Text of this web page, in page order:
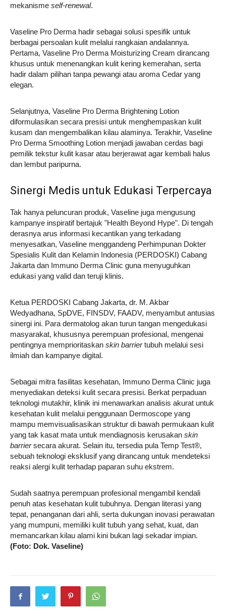
mekanisme self-renewal.
Vaseline Pro Derma hadir sebagai solusi spesifik untuk
berbagai persoalan kulit melalui rangkaian andalannya.
Pertama, Vaseline Pro Derma Moisturizing Cream dirancang
khusus untuk menenangkan kulit kering kemerahan, serta
hadir dalam pilihan tanpa pewangi atau aroma Cedar yang
elegan.
Selanjutnya, Vaseline Pro Derma Brightening Lotion
diformulasikan secara presisi untuk menghempaskan kulit
kusam dan mengembalikan kilau alaminya. Terakhir, Vaseline
Pro Derma Smoothing Lotion menjadi jawaban cerdas bagi
pemilik tekstur kulit kasar atau berjerawat agar kembali halus
dan lembut paripurna.
Sinergi Medis untuk Edukasi Terpercaya
Tak hanya peluncuran produk, Vaseline juga mengusung
kampanye inspiratif bertajuk "Health Beyond Hype". Di tengah
derasnya arus informasi kecantikan yang terkadang
menyesatkan, Vaseline menggandeng Perhimpunan Dokter
Spesialis Kulit dan Kelamin Indonesia (PERDOSKI) Cabang
Jakarta dan Immuno Derma Clinic guna menyuguhkan
edukasi yang valid dan teruji klinis.
Ketua PERDOSKI Cabang Jakarta, dr. M. Akbar
Wedyadhana, SpDVE, FINSDV, FAADV, menyambut antusias
sinergi ini. Para dermatolog akan turun tangan mengedukasi
masyarakat, khususnya perempuan profesional, mengenai
pentingnya memprioritaskan skin barriertubuh melalui sesi
ilmiah dan kampanye digital.
Sebagai mitra fasilitas kesehatan, Immuno Derma Clinic juga
menyediakan deteksi kulit secara presisi. Berkat perpaduan
teknologi mutakhir, klinik ini menawarkan analisis akurat untuk
kesehatan kulit melalui penggunaan Dermoscope yang
mampu memvisualisasikan struktur di bawah permukaan kulit
yang tak kasat mata untuk mendiagnosis kerusakan skin
barriersecara akurat. Selain itu, tersedia pula Temp Test®,
sebuah teknologi eksklusif yang dirancang untuk mendeteksi
reaksi alergi kulit terhadap paparan suhu ekstrem.
Sudah saatnya perempuan profesional mengambil kendali
penuh atas kesehatan kulit tubuhnya. Dengan literasi yang
tepat, penanganan dari ahli, serta dukungan inovasi perawatan
yang mumpuni, memiliki kulit tubuh yang sehat, kuat, dan
memancarkan kilau alami kini bukan lagi sekadar impian.
(Foto: Dok. Vaseline)